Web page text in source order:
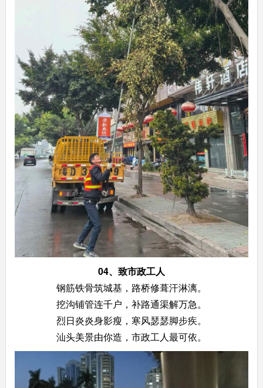
04、 致市政工人
钢筋铁骨筑城基，路桥修葺汗淋漓。
挖沟铺管连千户，补路通渠解万急。
烈日炎炎身影瘦，寒风瑟瑟脚步疾。
汕头美景由你造，市政工人最可依。